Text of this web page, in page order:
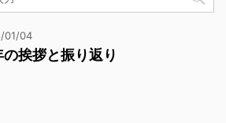
01/04
の挨拶と振り返り